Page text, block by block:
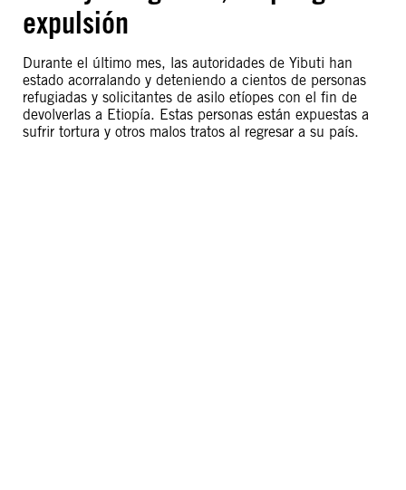
expulsión
Durante el último mes, las autoridades de Yibuti han
estado acorralando y deteniendo a cientos de personas
refugiadas y solicitantes de asilo etíopes con el fin de
devolverlas a Etiopía. Estas personas están expuestas a
sufrir tortura y otros malos tratos al regresar a su país.